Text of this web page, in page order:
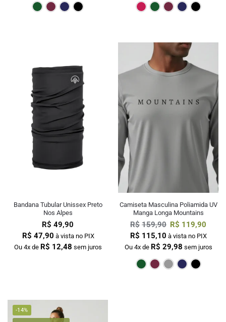
Verde Escuro Preto PinkVerde
Bandana Tubular Unissex Preto
Nos Alpes
R$ 49,90
R$ 47,90 à vista no PIX
Ou 4x de R$ 12,48 sem juros
Camiseta Masculina Poliamida UV
Manga Longa Mountains
R$ 159,90 R$ 119,90
R$ 115,10 à vista no PIX
Ou 4x de R$ 29,98 sem juros
Verde Escuro
Bordô
-14%